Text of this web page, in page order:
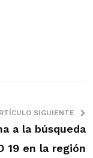
SIGUIENTE
a la búsqueda
19 en la región